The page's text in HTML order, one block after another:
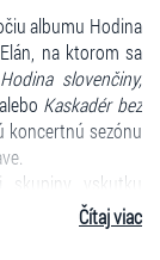
albumu Hodina
na ktorom sa
slovenčiny,
Kaskadér bez
koncertnú sezónu
vskutku
nezabudnuteľný
Čítaj viac